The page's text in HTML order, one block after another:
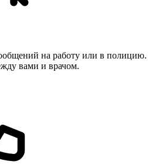
на работу или в полицию.
вами и врачом.